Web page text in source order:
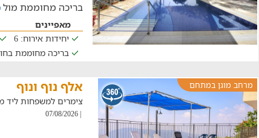
בריכה מחוממת מול
מאפיינים
יחידות אירוח: 6
בריכה מחוממת
מרחב מוגן במתחם אלף נוף ונוף
צימרים למשפחות ליד
| 07/08/2026